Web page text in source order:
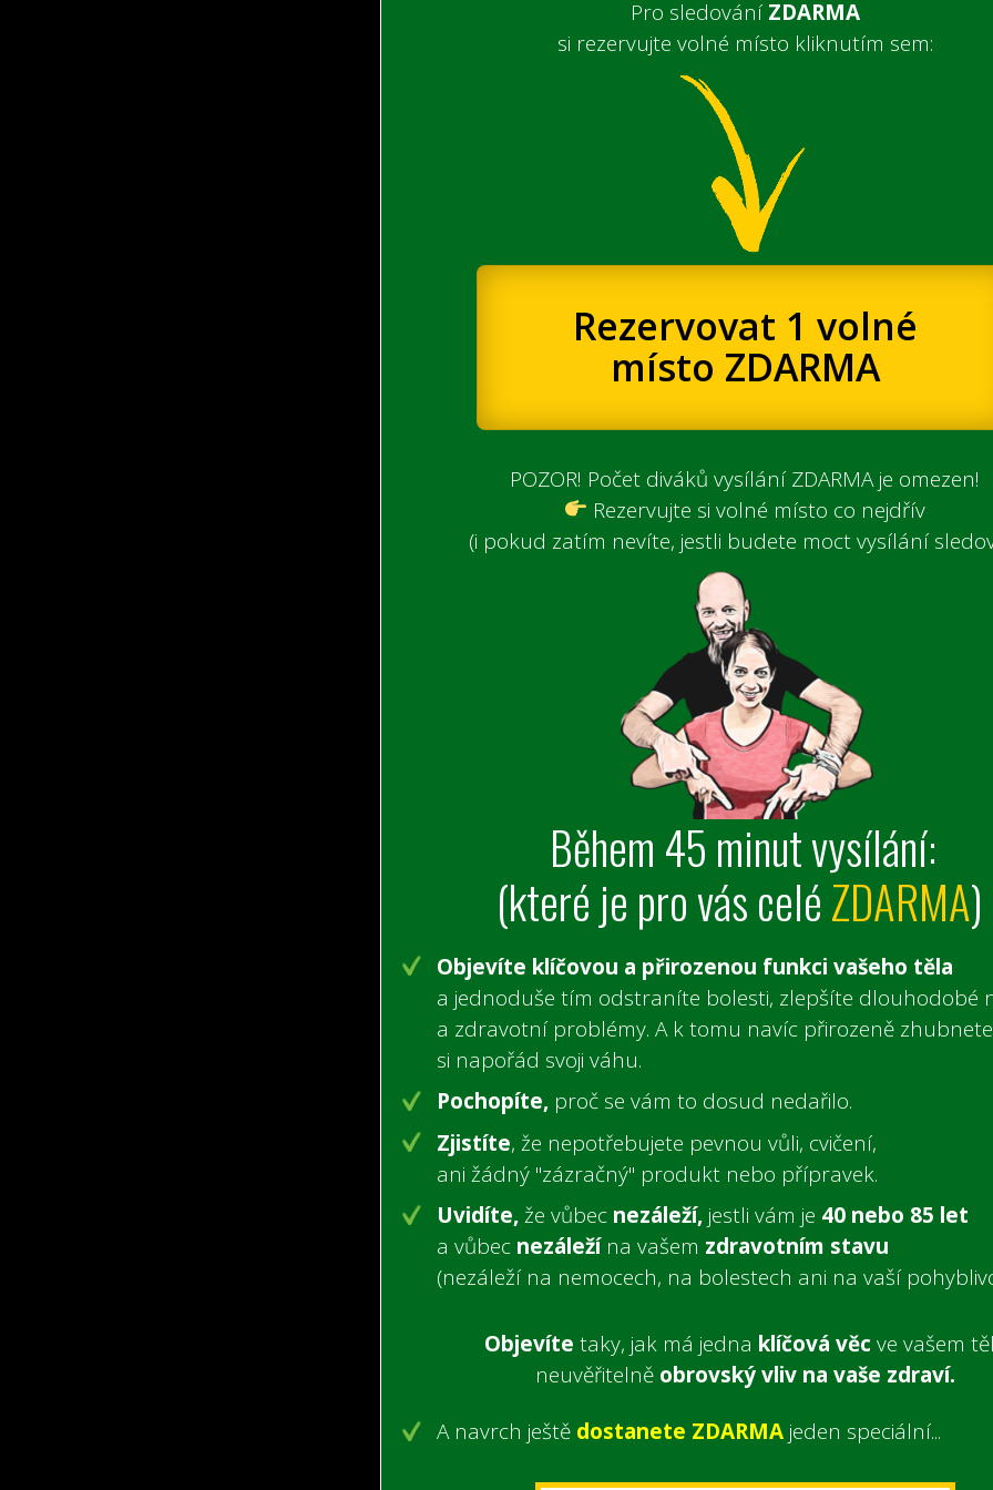
Pro sledování ZDARMA
si rezervujte volné místo kliknutím sem:
Rezervovat 1 volné
místo ZDARMA
POZOR! Počet diváků vysílání ZDARMA je omezen!
Rezervujte si volné místo co nejdřív
(i pokud zatím nevíte, jestli budete moct vysílání
Během 45 minut vysílání:
(které je pro vás celéZDARMA)
Objevíte klíčovou a přirozenou funkci vašeho těla
a jednoduše tím odstraníte bolesti, zlepšíte dlouhodobé
a zdravotní problémy. A k tomu navíc přirozeně
si napořád svoji váhu.
Pochopíte,proč se vám to dosud nedařilo.
Zjistíte, že nepotřebujete pevnou vůli, cvičení,
ani žádný "zázračný" produkt nebo přípravek.
Uvidíte,že vůbecnezáleží,jestli vám je 40 nebo 85 let
a vůbecnezáležína vašem zdravotním stavu
(nezáleží na nemocech, na bolestech ani na vaší
Objevíte taky, jak má jedna klíčová věc ve vašem
neuvěřitelněobrovský vliv na vaše zdraví.
A navrch ještě dostanete ZDARMA jeden speciální...